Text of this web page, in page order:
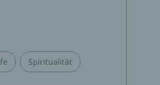
Spiritualität